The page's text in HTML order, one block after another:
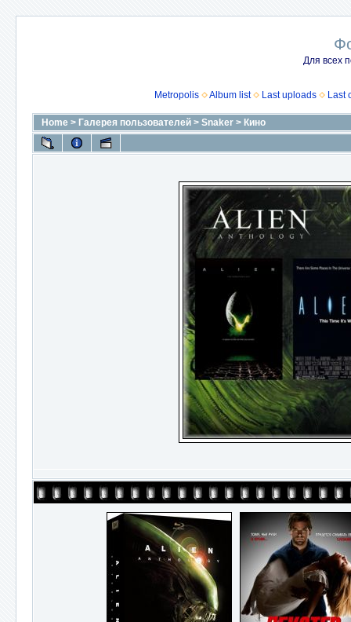
Для всех
Metropolis Album list Last uploads Last
Home > Галерея пользователей > Snaker > Кино